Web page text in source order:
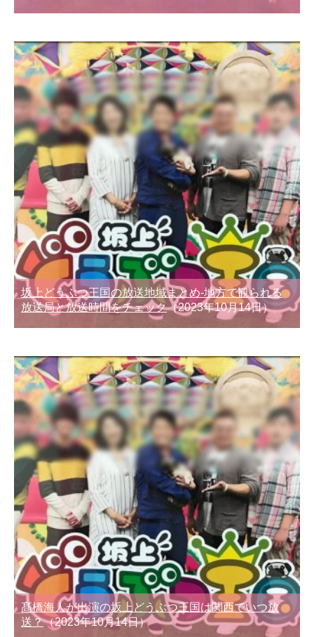
坂上どうぶつ王国の放送地域まとめ-地方で観られる
放送局と放送時間をチェック（2023年10月14日）
髙橋海人が出演の坂上どうぶつ王国は関西でいつ放
送？（2023年10月14日）